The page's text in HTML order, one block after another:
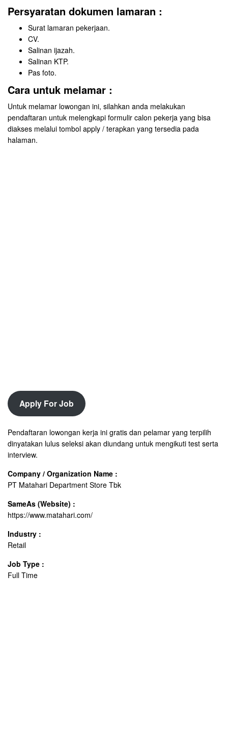
Persyaratan dokumen lamaran :
Surat lamaran pekerjaan.
CV.
Salinan ijazah.
Salinan KTP.
Pas foto.
Cara untuk melamar :
Untuk melamar lowongan ini, silahkan anda melakukan
pendaftaran untuk melengkapi formulir calon pekerja yang bisa
diakses melalui tombol apply / terapkan yang tersedia pada
halaman.
Apply For Job
Pendaftaran lowongan kerja ini gratis dan pelamar yang terpilih
dinyatakan lulus seleksi akan diundang untuk mengikuti test serta
interview.
Company / Organization Name :
PT Matahari Department Store Tbk
SameAs (Website) :
https://www.matahari.com/
Industry :
Retail
Job Type :
Full Time